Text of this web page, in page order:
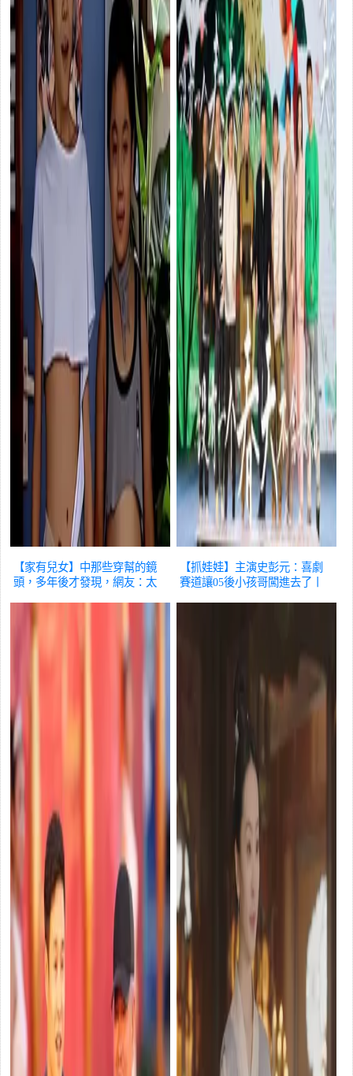
【家有兒女】中那些穿幫的鏡
頭，多年後才發現，網友：太
【抓娃娃】主演史彭元：喜劇
賽道讓05後小孩哥闖進去了丨